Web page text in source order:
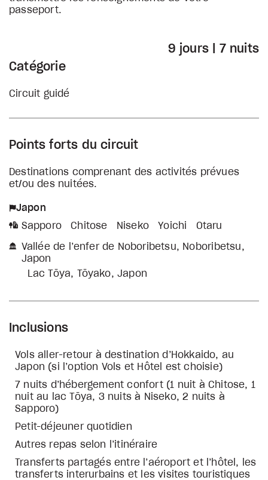
passeport.
9 jours | 7 nuits
Catégorie
Circuit guidé
Points forts du circuit
Destinations comprenant des activités prévues
et/ou des nuitées.
Japon
Sapporo
Chitose Niseko Yoichi Otaru
Vallée de l’enfer de Noboribetsu, Noboribetsu,
Japon
Lac Tōya, Tōyako, Japon
Inclusions
Vols aller-retour à destination d’Hokkaido, au
Japon (si l’option Vols et Hôtel est choisie)
7 nuits d’hébergement confort (1 nuit à Chitose, 1
nuit au lac Tōya, 3 nuits à Niseko, 2 nuits à
Sapporo)
Petit-déjeuner quotidien
Autres repas selon l’itinéraire
Transferts partagés entre l’aéroport et l’hôtel, les
transferts interurbains et les visites touristiques